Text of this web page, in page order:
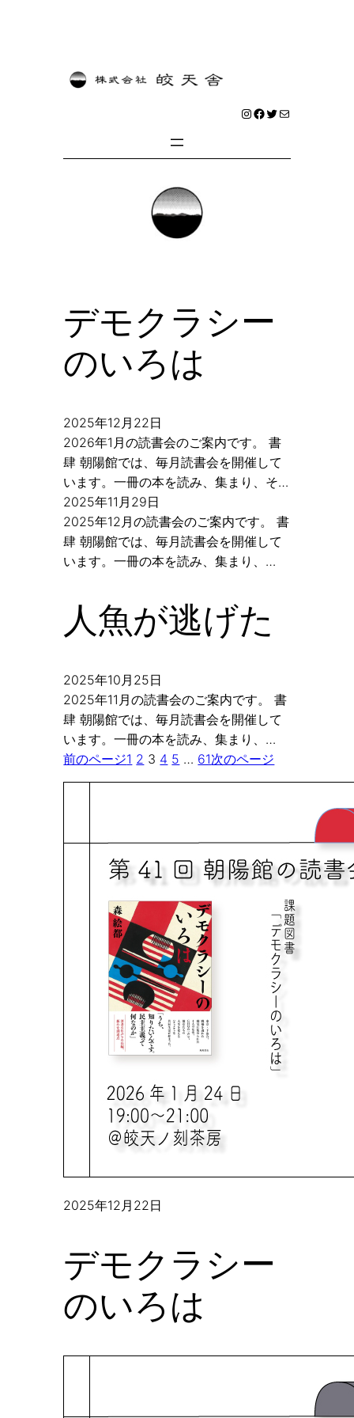
Instagram
Facebook
Twitter
メール
デモクラシー
のいろは
2025年12月22日
2026年1月の読書会のご案内です。 書
肆 朝陽館では、毎月読書会を開催して
います。一冊の本を読み、集まり、そ…
2025年11月29日
2025年12月の読書会のご案内です。 書
肆 朝陽館では、毎月読書会を開催して
います。一冊の本を読み、集まり、…
人魚が逃げた
2025年10月25日
2025年11月の読書会のご案内です。 書
肆 朝陽館では、毎月読書会を開催して
います。一冊の本を読み、集まり、…
前のページ1 2 3 4 5 … 61次のページ
2025年12月22日
デモクラシー
のいろは